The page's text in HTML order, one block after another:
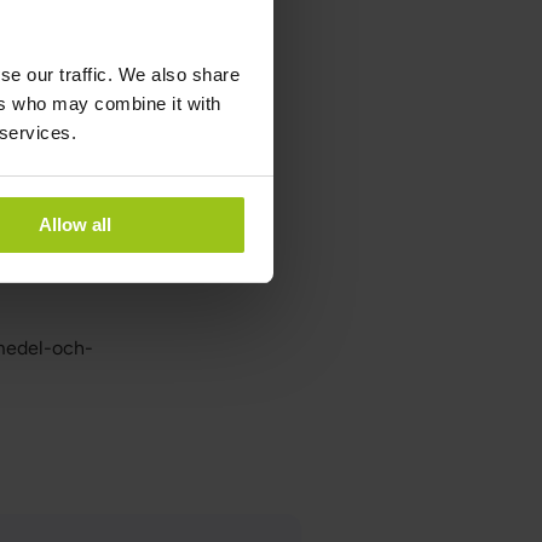
our traffic. We also share
who may combine it with
Allow all
e uma dieta equilibrada
a saúde dos ossos e dentes,
och-